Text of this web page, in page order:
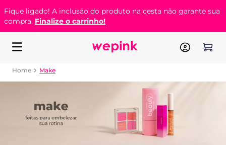
Fique ligado! A inclusão do produto na cesta não garante sua
compra. Finalize o carrinho!
Make